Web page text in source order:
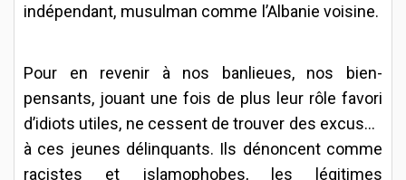
indépendant, musulman comme l’Albanie voisine.
Pour en revenir à nos banlieues, nos bien-
pensants, jouant une fois de plus leur rôle favori
d’idiots utiles, ne cessent de trouver des excuses
à ces jeunes délinquants. Ils dénoncent comme
racistes et islamophobes, les légitimes